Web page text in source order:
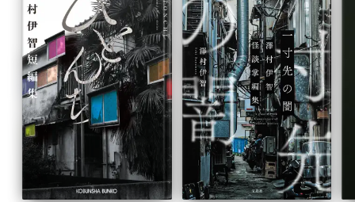
は……!?
論理的にして大胆な霊媒師・比嘉姉妹が活躍する、書き下ろし表題作!
――「ぜんしゅの跫」
造形制作/萬歳淑